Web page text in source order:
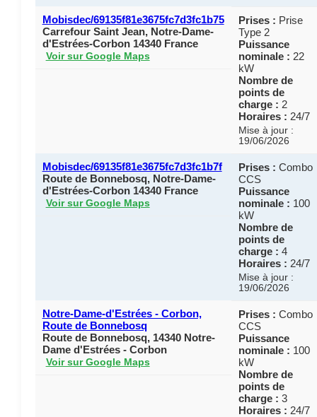
Mobisdec/69135f81e3675fc7d3fc1b75
Carrefour Saint Jean, Notre-Dame-
d'Estrées-Corbon 14340 France
Voir sur Google Maps
Prises : Prise
Type 2
Puissance
nominale : 22
kW
Nombre de
points de
charge : 2
Horaires : 24/7
Mise à jour :
19/06/2026
Mobisdec/69135f81e3675fc7d3fc1b7f
Route de Bonnebosq, Notre-Dame-
d'Estrées-Corbon 14340 France
Voir sur Google Maps
Prises : Combo
CCS
Puissance
nominale : 100
kW
Nombre de
points de
charge : 4
Horaires : 24/7
Mise à jour :
19/06/2026
Notre-Dame-d'Estrées - Corbon,
Route de Bonnebosq
Route de Bonnebosq, 14340 Notre-
Dame d'Estrées - Corbon
Voir sur Google Maps
Prises : Combo
CCS
Puissance
nominale : 100
kW
Nombre de
points de
charge : 3
Horaires : 24/7